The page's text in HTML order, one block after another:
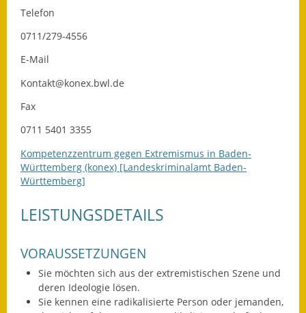
Bauhof Notzingen
Dienstleistungen
Formulare
Telefon
0711/279-4556
E-Mail
Kontakt@konex.bwl.de
Fax
0711 5401 3355
Kompetenzzentrum gegen Extremismus in Baden-
Württemberg (konex) [Landeskriminalamt Baden-
Württemberg]
LEISTUNGSDETAILS
VORAUSSETZUNGEN
Sie möchten sich aus der extremistischen Szene und
deren Ideologie lösen.
Sie kennen eine radikalisierte Person oder jemanden,